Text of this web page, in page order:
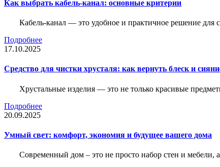
Как выбрать кабель-канал: основные критерии
Кабель-канал — это удобное и практичное решение для
Подробнее
17.10.2025
Средство для чистки хрусталя: как вернуть блеск и
Хрустальные изделия — это не только красивые
Подробнее
20.09.2025
Умный свет: комфорт, экономия и будущее вашего дома
Современный дом – это не просто набор стен и мебели,